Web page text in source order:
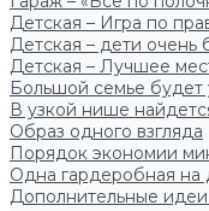
Детская – Игра по
Детская – дети очень
Детская – Лучшее
Большой семье будет
В узкой нише
Образ одного взгляда
Порядок экономии
Одна гардеробная на
Дополнительные